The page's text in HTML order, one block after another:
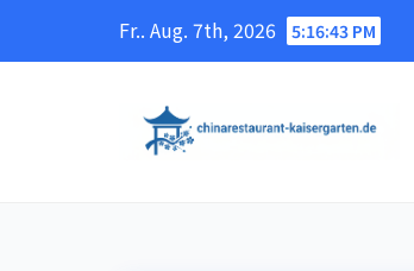
Fr.. Aug. 7th, 2026 5:16:44 PM